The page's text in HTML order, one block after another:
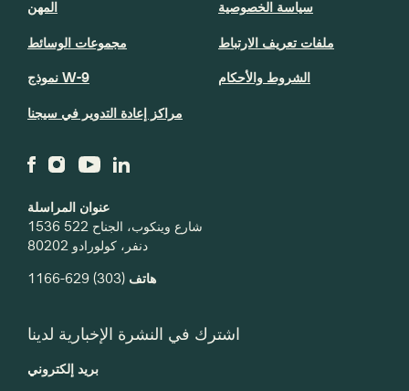
عنوان المراسلة
1536 شارع وينكوب، الجناح 522
دنفر، كولورادو 80202
هاتف (303) 629-1166
المهن
مجموعات الوسائط
نموذج W-9
مراكز إعادة التدوير في سيجنا
سياسة الخصوصية
ملفات تعريف الارتباط
الشروط والأحكام
اشترك في النشرة الإخبارية لدينا
بريد إلكتروني